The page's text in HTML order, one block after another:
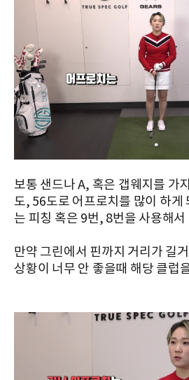
보통 샌드나 A, 혹은 갭웨지를 가
도, 56도로 어프로치를 많이 하게
는 피칭 혹은 9번, 8번을 사용해서
만약 그린에서 핀까지 거리가 길
상황이 너무 안 좋을때 해당 클럽